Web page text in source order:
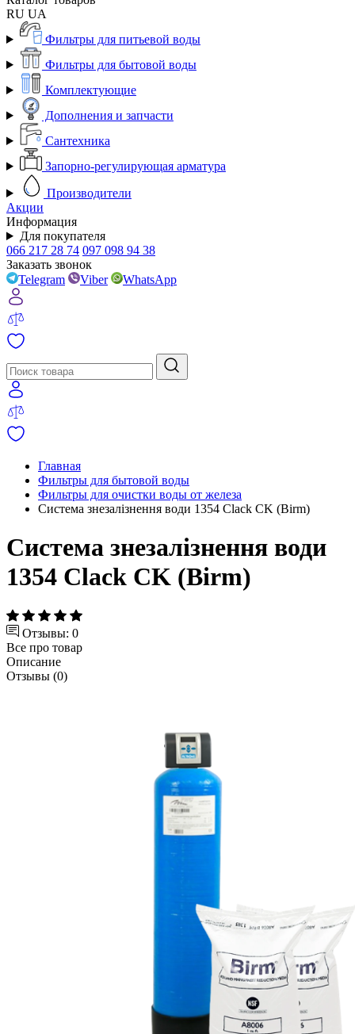
RU UA
Фильтры для питьевой воды
Фильтры для бытовой воды
Комплектующие
Дополнения и запчасти
Сантехника
Запорно-регулирующая арматура
Производители
Акции
Информация
Для покупателя
066 217 28 74 097 098 94 38
Заказать звонок
Telegram
Viber WhatsApp
Главная
Фильтры для бытовой воды
Фильтры для очистки воды от железа
Система знезалізнення води 1354 Clack CK (Birm)
Система знезалізнення води
1354 Clack CK (Birm)
Отзывы: 0
Все про товар
Описание
Отзывы (0)